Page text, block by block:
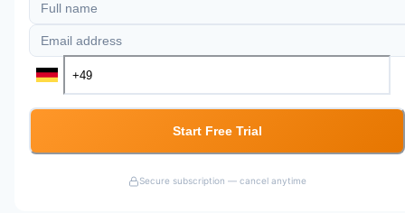
Start Free Trial
Secure subscription — cancel anytime